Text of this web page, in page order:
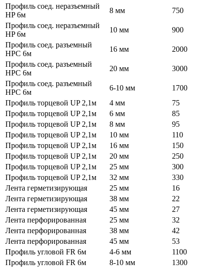
Профиль соед. неразъемный
HP 6м
8 мм
750
Профиль соед. неразъемный
HP 6м
10 мм
900
Профиль соед. разъемный
НРС 6м
16 мм
2000
Профиль соед. разъемный
НРС 6м
20 мм
3000
Профиль соед. разъемный
НРС 6м
6-10 мм
1700
Профиль торцевой UP 2,1м
4 мм
75
Профиль торцевой UP 2,1м
6 мм
85
Профиль торцевой UP 2,1м
8 мм
95
Профиль торцевой UP 2,1м
10 мм
110
Профиль торцевой UP 2,1м
16 мм
150
Профиль торцевой UP 2,1м
20 мм
250
Профиль торцевой UP 2,1м
25 мм
300
Профиль торцевой UP 2,1м
32 мм
330
Лента герметизирующая
25 мм
16
Лента герметизирующая
38 мм
22
Лента герметизирующая
45 мм
27
Лента перфорированная
25 мм
32
Лента перфорированная
38 мм
42
Лента перфорированная
45 мм
53
Профиль угловой FR 6м
4-6 мм
1100
Профиль угловой FR 6м
8-10 мм
1300